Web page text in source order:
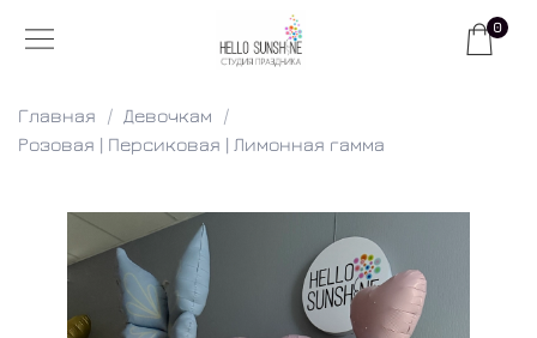
0
Главная
Девочкам
Розовая | Персиковая | Лимонная гамма